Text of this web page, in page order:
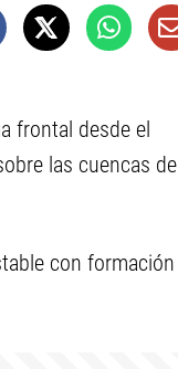
frontal desde el
las cuencas de
con formación